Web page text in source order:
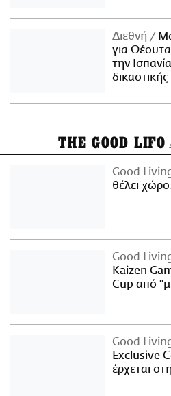
Διεθνή
για
την
THE GOOD LIFO
Good
θέλει
Good
Kaizen
Cup από
Good
Exclusive
έρχεται